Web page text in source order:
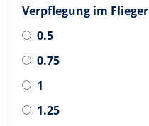
Verpflegung im Flieger
0.5
0.75
1
1.25